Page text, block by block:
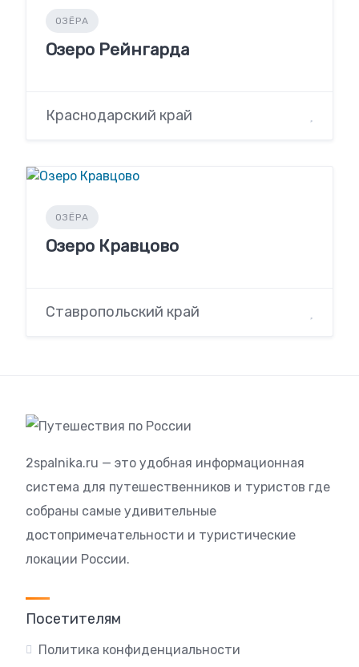
ОЗЁРА
Озеро Рейнгарда
Краснодарский край
ОЗЁРА
Озеро Кравцово
Ставропольский край
2spalnika.ru — это удобная информационная
система для путешественников и туристов где
собраны самые удивительные
достопримечательности и туристические
локации России.
Посетителям
Политика конфиденциальности